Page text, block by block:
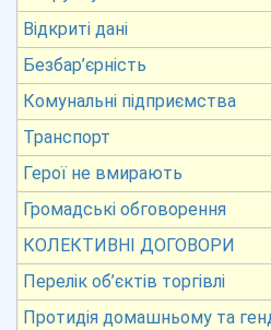
Відкриті дані
Безбар’єрність
Комунальні підприємства
Транспорт
Герої не вмирають
Громадські обговорення
КОЛЕКТИВНІ ДОГОВОРИ
Перелік об’єктів торгівлі
Протидія домашньому та